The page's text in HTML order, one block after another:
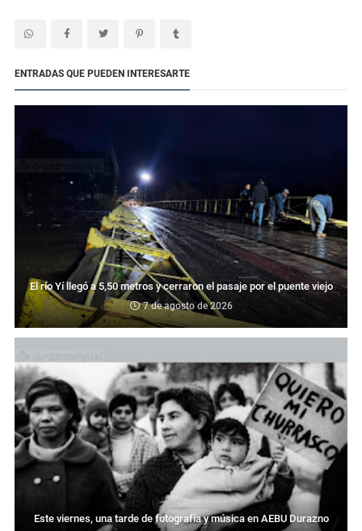
ENTRADAS QUE PUEDEN INTERESARTE
El río Yí llegó a 5,50 metros y cerraron el pasaje por el puente viejo
7 de agosto de 2026
Este viernes, una tarde de fotografía y música en AEBU Durazno